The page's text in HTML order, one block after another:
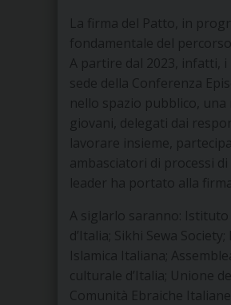
La firma del Patto, in
fondamentale del
A partire dal 2023, infatti,
sede della Conferenza
nello spazio pubblico, una
giovani, delegati dai
lavorare insieme,
ambasciatori di processi
leader ha portato alla firma
A siglarlo saranno: Istituto
d’Italia; Sikhi Sewa
Islamica Italiana;
culturale d’Italia; Unione
Comunità Ebraiche